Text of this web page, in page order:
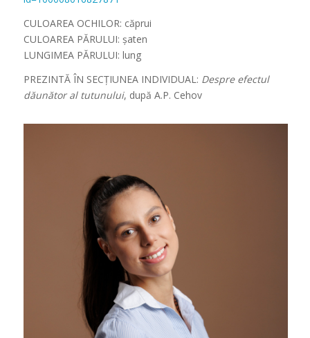
CULOAREA OCHILOR: căprui
CULOAREA PĂRULUI: șaten
LUNGIMEA PĂRULUI: lung
PREZINTĂ ÎN SECȚIUNEA INDIVIDUAL: Despre efectul
dăunător al tutunului, după A.P. Cehov